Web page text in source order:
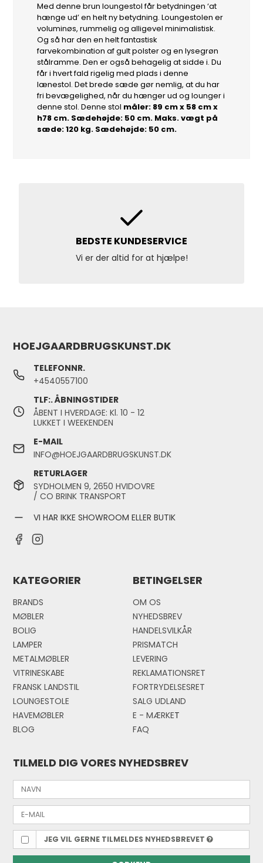
Med denne brun loungestol får betydningen ‘at
hænge ud’ en helt ny betydning. Loungestolen er
voluminøs, rummelig og alligevel minimalistisk.
Og så har den en helt fantastisk
farvekombination af gult polster og en lysegrøn
stålramme. Den er også behagelig at sidde i. Du
får i hvert fald rigelig med plads i denne
lænestol. Det brede sæde gør nemlig, at du har
fri bevægelighed, når du hænger ud og lounger i
denne stol. Denne stol måler: 89 cm x 58 cm x
h78 cm. Sædehøjde: 50 cm. Maks. vægt på
sæde: 120 kg. Sædehøjde: 50 cm.
BEDSTE KUNDESERVICE
Vi er der altid for at hjælpe!
HOEJGAARDBRUGSKUNST.DK
TELEFONNR.
+4540557100
TLF:. ÅBNINGSTIDER
ÅBENT I HVERDAGE: Kl. 10 - 12
LUKKET I WEEKENDEN
E-MAIL
INFO@HOEJGAARDBRUGSKUNST.DK
RETURLAGER
SYDHOLMEN 9, 2650 HVIDOVRE
/ CO BRINK TRANSPORT
VI HAR IKKE SHOWROOM ELLER BUTIK
KATEGORIER
BRANDS
MØBLER
BOLIG
LAMPER
METALMØBLER
VITRINESKABE
FRANSK LANDSTIL
LOUNGESTOLE
HAVEMØBLER
BLOG
BETINGELSER
OM OS
NYHEDSBREV
HANDELSVILKÅR
PRISMATCH
LEVERING
REKLAMATIONSRET
FORTRYDELSESRET
SALG UDLAND
E - MÆRKET
FAQ
TILMELD DIG VORES NYHEDSBREV
JEG VIL GERNE TILMELDES NYHEDSBREVET